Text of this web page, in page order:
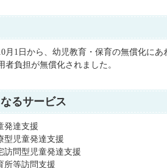
月1日から、幼児教育・保育の無償化に
者負担が無償化されました。
るサービス
発達支援
型児童発達支援
訪問型児童発達支援
所等訪問支援